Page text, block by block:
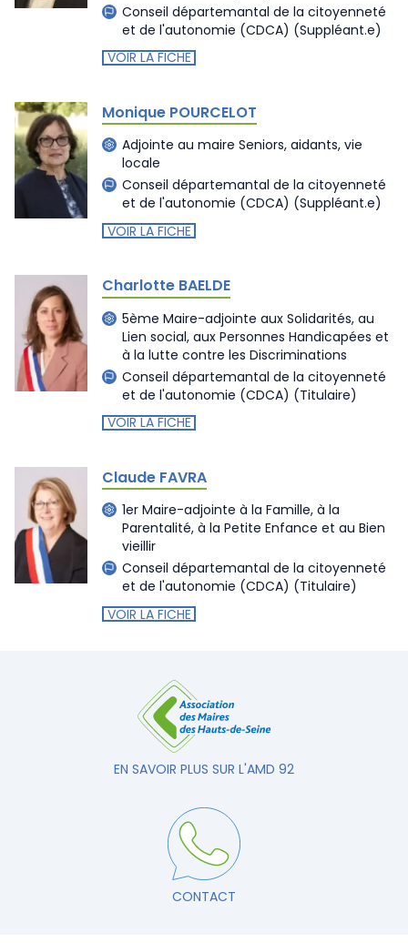
Conseil départemantal de la citoyenneté
et de l'autonomie (CDCA) (Suppléant.e)
VOIR LA FICHE
Monique POURCELOT
Adjointe au maire Seniors, aidants, vie
locale
Conseil départemantal de la citoyenneté
et de l'autonomie (CDCA) (Suppléant.e)
VOIR LA FICHE
Charlotte BAELDE
5ème Maire-adjointe aux Solidarités, au
Lien social, aux Personnes Handicapées et
à la lutte contre les Discriminations
Conseil départemantal de la citoyenneté
et de l'autonomie (CDCA) (Titulaire)
VOIR LA FICHE
Claude FAVRA
1er Maire-adjointe à la Famille, à la
Parentalité, à la Petite Enfance et au Bien
vieillir
Conseil départemantal de la citoyenneté
et de l'autonomie (CDCA) (Titulaire)
VOIR LA FICHE
EN SAVOIR PLUS SUR L'AMD 92
CONTACT